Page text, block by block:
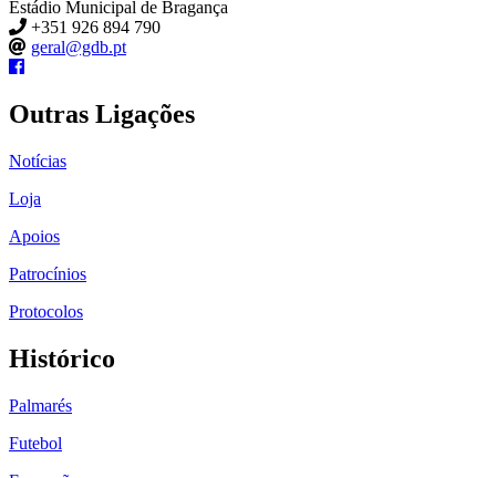
Estádio Municipal de Bragança
+351 926 894 790
geral@gdb.pt
Outras Ligações
Notícias
Loja
Apoios
Patrocínios
Protocolos
Histórico
Palmarés
Futebol